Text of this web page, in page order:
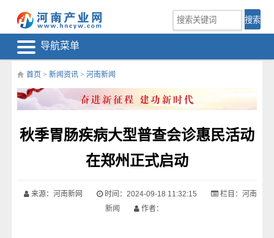
导航菜单
首页 > 新闻资讯 > 河南新闻
秋季胃肠疾病大型普查会诊惠民活动
在郑州正式启动
来源：河南新网 时间：2024-09-18 11:32:15 栏目： 河南
新闻
作者：